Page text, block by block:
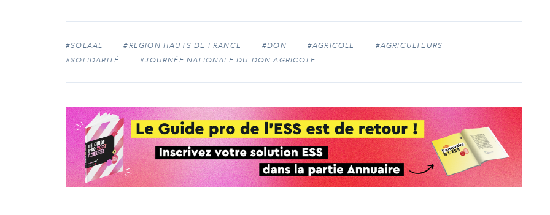
#SOLAAL #RÉGION HAUTS DE FRANCE #DON #AGRICOLE
#AGRICULTEURS
#SOLIDARITÉ
#JOURNÉE NATIONALE DU DON AGRICOLE